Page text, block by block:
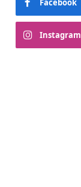
Facebook
Instagram